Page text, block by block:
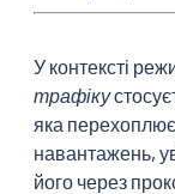
У контексті
трафіку
яка
навантажень,
його через